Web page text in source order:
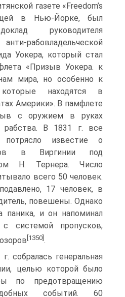
газете «Freedom’s
в Нью-Йорке, был
руководителя
рабовладельческой
Уокера, который стал
«Призыв Уокера. к
мира, но особенно к
находятся в
Америки». В памфлете
с оружием в руках
рабства. В 1831 г. все
известие о
в Виргинии под
Н. Тернера. Число
всего 50 человек.
17 человек, в
повешены. Однако
паника, и он напоминал
системой пропусков,
[1350].
собралась генеральная
целью которой было
по предотвращению
событий. 60